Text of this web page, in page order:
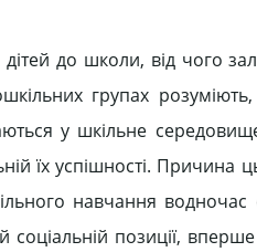
до школи, від чого
групах
у шкільне
їх успішності. Причина
навчання водночас
позиції,